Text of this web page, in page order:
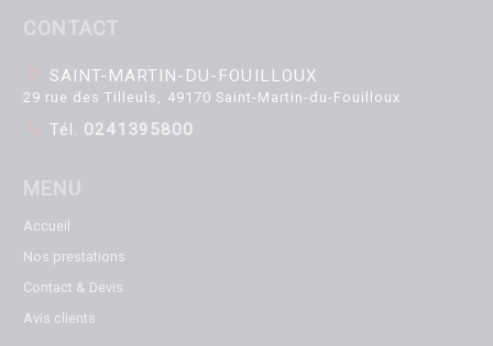
CONTACT
SAINT-MARTIN-DU-FOUILLOUX
29 rue des Tilleuls, 49170 Saint-Martin-du-Fouilloux
Tél. 0241395800
MENU
Accueil
Nos prestations
Contact & Devis
Avis clients